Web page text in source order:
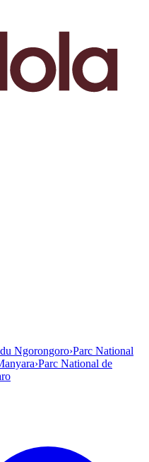
Ngorongoro›Parc National
›Parc National de